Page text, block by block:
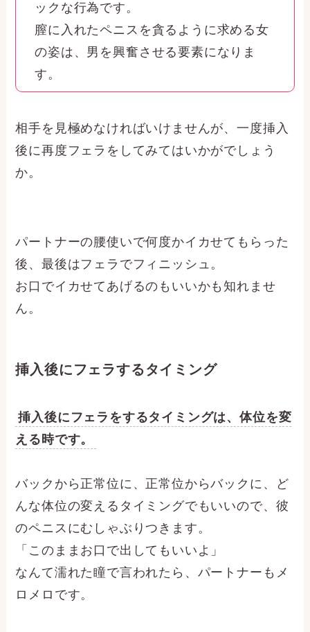
ックな行為です。
膣に入れたペニスを貪るように求める女
の姿は、男を興奮させる要素になりま
す。
相手を見極めなければいけませんが、一度挿入
後に再度フェラをしてみてはいかがでしょう
か。
パートナーの腰使いで何度かイカせてもらった
後、最後はフェラでフィニッシュ。
お口でイカせてあげるのもいいかも知れませ
ん。
挿入後にフェラするタイミング
挿入後にフェラをするタイミングは、体位を変
える時です。
バックから正常位に、正常位からバックに、ど
んな体位の変えるタイミングでもいいので、彼
のペニスにむしゃぶりつきます。
「このままお口で出してもいいよ」
なんて濡れた瞳で言われたら、パートナーもメ
ロメロです。